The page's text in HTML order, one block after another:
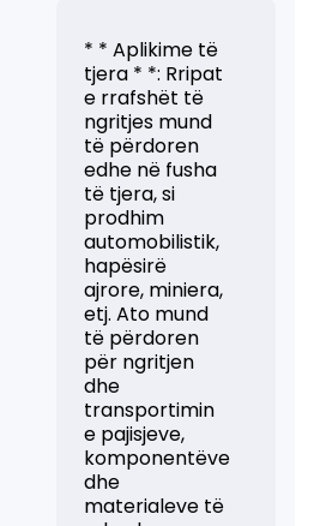
* * Aplikime të
tjera * *: Rripat
e rrafshët të
ngritjes mund
të përdoren
edhe në fusha
të tjera, si
prodhim
automobilistik,
hapësirë ​​
ajrore, miniera,
etj. Ato mund
të përdoren
për ngritjen
dhe
transportimin
e pajisjeve,
komponentëve
dhe
materialeve të